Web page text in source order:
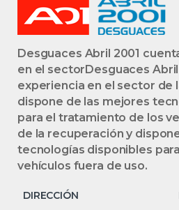
Desguaces Abril 2001
en el sectorDesguaces
experiencia en el sector de
dispone de las mejores
para el tratamiento de los
de la recuperación y
tecnologías disponibles
vehículos fuera de uso.
DIRECCIÓN